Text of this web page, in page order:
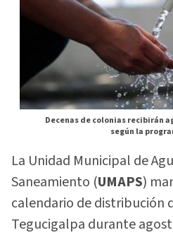
Decenas de colonias recibirán
según la
La Unidad Municipal de
Saneamiento (UMAPS)
calendario de distribución
Tegucigalpa durante